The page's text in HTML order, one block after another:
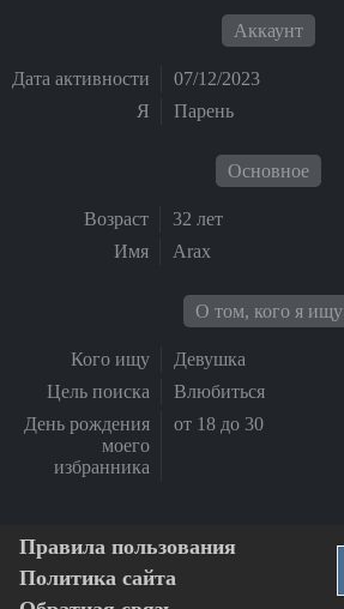
Аккаунт
Дата активности
07/12/2023
Я
Парень
Основное
Возраст
32 лет
Имя
Arax
О том, кого я ищу
Кого ищу
Девушка
Цель поиска
Влюбиться
День рождения
моего
избранника
от 18 до 30
Правила пользования
Политика сайта